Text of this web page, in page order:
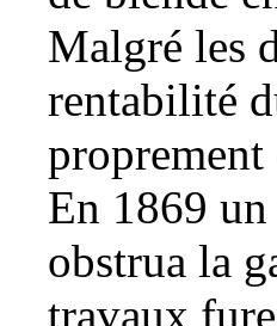
Malgré les
rentabilité
En 1869
obstrua la
travaux